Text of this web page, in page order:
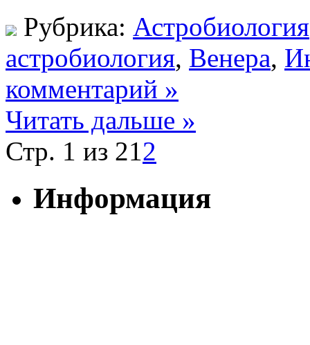
Рубрика: Астробиология
астробиология, Венера,
комментарий »
Читать дальше »
Стр. 1 из 21 2
Информация